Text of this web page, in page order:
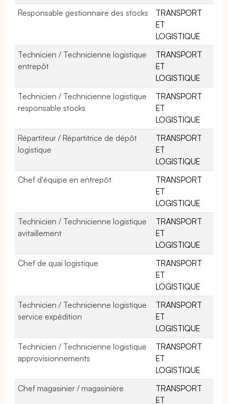
Responsable gestionnaire des stocks
TRANSPORT
ET
LOGISTIQUE
Technicien / Technicienne logistique
entrepôt
TRANSPORT
ET
LOGISTIQUE
Technicien / Technicienne logistique
responsable stocks
TRANSPORT
ET
LOGISTIQUE
Répartiteur / Répartitrice de dépôt
logistique
TRANSPORT
ET
LOGISTIQUE
Chef d'équipe en entrepôt
TRANSPORT
ET
LOGISTIQUE
Technicien / Technicienne logistique
avitaillement
TRANSPORT
ET
LOGISTIQUE
Chef de quai logistique
TRANSPORT
ET
LOGISTIQUE
Technicien / Technicienne logistique
service expédition
TRANSPORT
ET
LOGISTIQUE
Technicien / Technicienne logistique
approvisionnements
TRANSPORT
ET
LOGISTIQUE
Chef magasinier / magasinière
TRANSPORT
ET